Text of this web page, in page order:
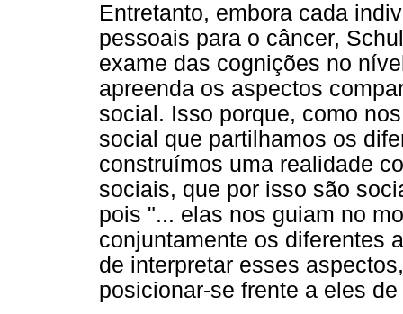
Entretanto, embora cada
pessoais para o câncer,
exame das cognições no
apreenda os aspectos
social. Isso porque, como
social que partilhamos os
construímos uma realidade
sociais, que por isso são
pois "... elas nos guiam no
conjuntamente os diferentes
de interpretar esses
posicionar-se frente a eles